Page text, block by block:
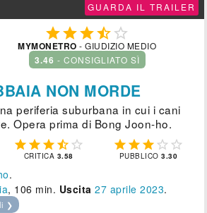
GUARDA IL TRAILER
 
MYMONETRO - GIUDIZIO MEDIO
3.46 - CONSIGLIATO SÌ
NON MORDE
periferia suburbana in cui i cani
Opera prima di Bong Joon-ho.
    
CRITICA 3.58
    
PUBBLICO3.30
.
, 106 min. Uscita 27 aprile 2023.
❯